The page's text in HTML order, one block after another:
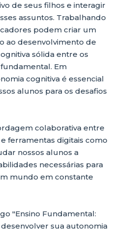
de seus filhos e interagir
assuntos. Trabalhando
podem criar um
ao desenvolvimento de
sólida entre os
Em
cognitiva é essencial
alunos para os desafios
colaborativa entre
ferramentas digitais como
nossos alunos a
necessárias para
mundo em constante
"Ensino Fundamental:
sua autonomia